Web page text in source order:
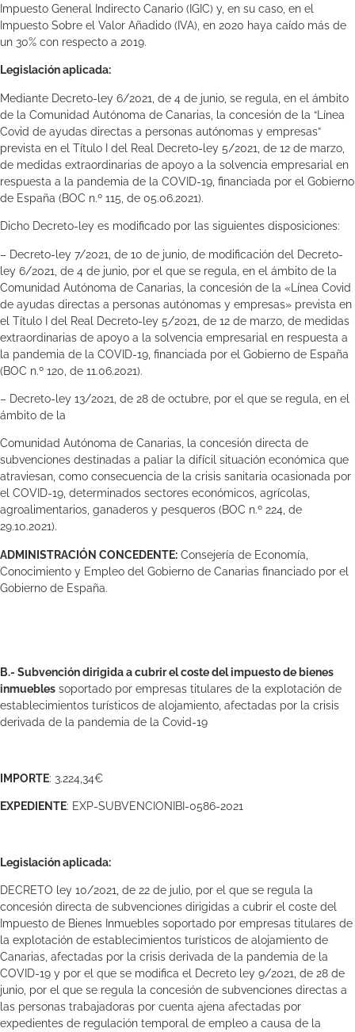
Impuesto General Indirecto Canario (IGIC) y, en su caso, en el
Impuesto Sobre el Valor Añadido (IVA), en 2020 haya caído más de
un 30% con respecto a 2019.
Legislación aplicada:
Mediante Decreto-ley 6/2021, de 4 de junio, se regula, en el ámbito
de la Comunidad Autónoma de Canarias, la concesión de la “Línea
Covid de ayudas directas a personas autónomas y empresas”
prevista en el Título I del Real Decreto-ley 5/2021, de 12 de marzo,
de medidas extraordinarias de apoyo a la solvencia empresarial en
respuesta a la pandemia de la COVID-19, financiada por el Gobierno
de España (BOC n.º 115, de 05.06.2021).
Dicho Decreto-ley es modificado por las siguientes disposiciones:
– Decreto-ley 7/2021, de 10 de junio, de modificación del Decreto-
ley 6/2021, de 4 de junio, por el que se regula, en el ámbito de la
Comunidad Autónoma de Canarias, la concesión de la «Línea Covid
de ayudas directas a personas autónomas y empresas» prevista en
el Título I del Real Decreto-ley 5/2021, de 12 de marzo, de medidas
extraordinarias de apoyo a la solvencia empresarial en respuesta a
la pandemia de la COVID-19, financiada por el Gobierno de España
(BOC n.º 120, de 11.06.2021).
– Decreto-ley 13/2021, de 28 de octubre, por el que se regula, en el
ámbito de la
Comunidad Autónoma de Canarias, la concesión directa de
subvenciones destinadas a paliar la difícil situación económica que
atraviesan, como consecuencia de la crisis sanitaria ocasionada por
el COVID-19, determinados sectores económicos, agrícolas,
agroalimentarios, ganaderos y pesqueros (BOC n.º 224, de
29.10.2021).
ADMINISTRACIÓN CONCEDENTE: Consejería de Economía,
Conocimiento y Empleo del Gobierno de Canarias financiado por el
Gobierno de España.
B.- Subvención dirigida a cubrir el coste del impuesto de bienes
inmuebles soportado por empresas titulares de la explotación de
establecimientos turísticos de alojamiento, afectadas por la crisis
derivada de la pandemia de la Covid-19
IMPORTE: 3.224,34€
EXPEDIENTE: EXP-SUBVENCIONIBI-0586-2021
Legislación aplicada:
DECRETO ley 10/2021, de 22 de julio, por el que se regula la
concesión directa de subvenciones dirigidas a cubrir el coste del
Impuesto de Bienes Inmuebles soportado por empresas titulares de
la explotación de establecimientos turísticos de alojamiento de
Canarias, afectadas por la crisis derivada de la pandemia de la
COVID-19 y por el que se modifica el Decreto ley 9/2021, de 28 de
junio, por el que se regula la concesión de subvenciones directas a
las personas trabajadoras por cuenta ajena afectadas por
expedientes de regulación temporal de empleo a causa de la